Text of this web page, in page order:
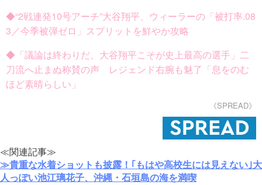
◆“2戦連発10号アーチ”大谷翔平、ウィーラーの「被打率.08
3／今季被弾ゼロ」スプリットを鮮やか攻略
◆「議論は終わりだ、大谷翔平こそが史上最高の選手」二
刀流へ止まぬ称賛の声 レジェンド右腕も魅了「息をのむ
ほど素晴らしい」
《SPREAD》
≪関連記事≫
≫貴重な水着ショットも披露！｢もはや高校生には見えない｣大
人っぽい池江璃花子、沖縄・石垣島の海を満喫